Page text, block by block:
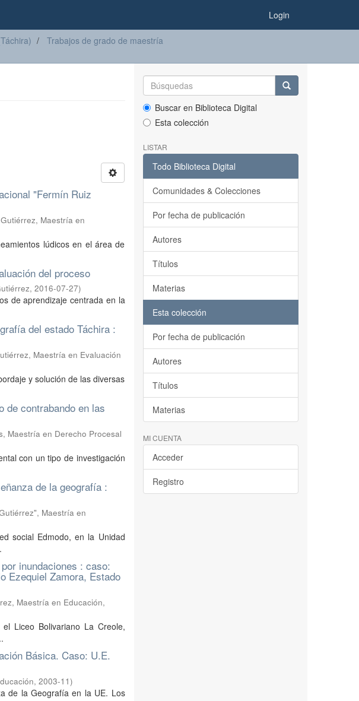
Login
Trabajos de grado de maestría
"Fermín Ruiz
Maestría en
lúdicos en el área de
del proceso
, 2016-07-27)
de aprendizaje centrada en la
del estado Táchira :
Maestría en Evaluación
y solución de las diversas
de contrabando en las
Maestría en Derecho Procesal
con un tipo de investigación
de la geografía :
Maestría en
social Edmodo, en la Unidad
inundaciones : caso:
Ezequiel Zamora, Estado
Maestría en Educación,
Liceo Bolivariano La Creole,
Básica. Caso: U.E.
, 2003-11)
de la Geografía en la UE. Los
Buscar en Biblioteca Digital
Esta colección
LISTAR
Todo Biblioteca Digital
Comunidades & Colecciones
Por fecha de publicación
Autores
Títulos
Materias
Esta colección
Por fecha de publicación
Autores
Títulos
Materias
MI CUENTA
Acceder
Registro